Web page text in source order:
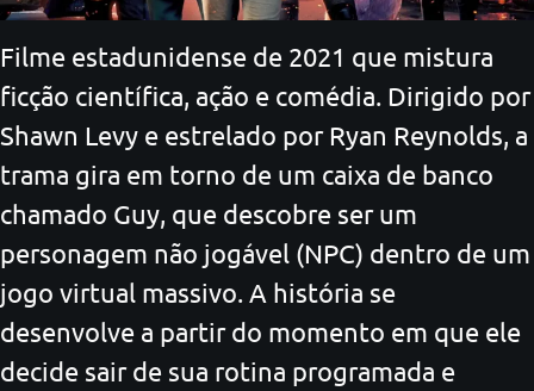
Filme estadunidense de 2021 que mistura
ficção científica, ação e comédia. Dirigido por
Shawn Levy e estrelado por Ryan Reynolds, a
trama gira em torno de um caixa de banco
chamado Guy, que descobre ser um
personagem não jogável (NPC) dentro de um
jogo virtual massivo. A história se
desenvolve a partir do momento em que ele
decide sair de sua rotina programada e